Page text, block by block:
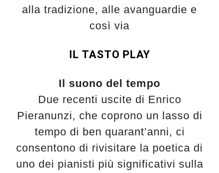
alla tradizione, alle avanguardie e
così via
IL TASTO PLAY
Il suono del tempo
Due recenti uscite di Enrico
Pieranunzi, che coprono un lasso di
tempo di ben quarant’anni, ci
consentono di rivisitare la poetica di
uno dei pianisti più significativi sulla